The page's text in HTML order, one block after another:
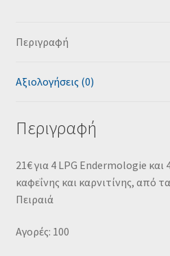
Περιγραφή
Αξιολογήσεις (0)
Περιγραφή
21€ για 4 LPG Endermologie και
καφεΐνης και καρνιτίνης, από
Πειραιά
Αγορές: 100